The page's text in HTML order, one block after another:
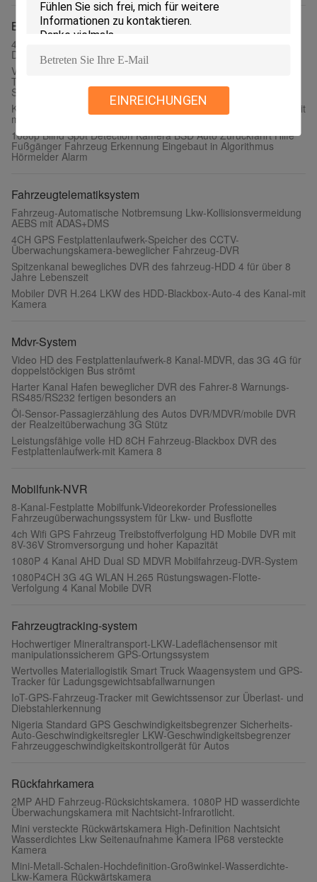
EINREICHUNGEN
BSD-System
4G/WiFi 5 - Kanal KI-Fahrzeugüberwachungssystem. ADAS +
DMS + BSD-Alarme.
Vierkanal-BSD-System-KI-Auto-Videorekorder mit 7-Zoll-
Touchscreen, Totwinkelassistent und Rückfahrkamera für
Schwerlastfahrzeuge
KI-Smart-DMS-Kamera Fahrtmüdigkeit Überwachungskamera mit
müden Telefonanrufe Rauch usw.
1080p Blind Spot Detection Kamera BSD Auto Zurückfahrt Hilfe
Fußgänger Fahrzeug Erkennung Eingebaut in Algorithmus
Hörmelder Alarm
Fahrzeugtelematiksystem
Fahrzeug-Automatische Notbremsung Lkw-Kollisionsvermeidung
AEBS mit ADAS+DMS
4CH GPS Festplattenlaufwerk-Speicher des CCTV-
Überwachungskamera-beweglicher Fahrzeug-DVR
Spitzenkanal bewegliches DVR des fahrzeug-HDD 4 für über 8
Jahre Lebenszeit
Mobiler DVR H.264 LKW des HDD-Blackbox-Auto-4 des Kanal-mit
Kamera
Mdvr-System
Video HD des Festplattenlaufwerk-8 Kanal-MDVR, das 3G 4G für
doppelstöckigen Bus strömt
Harter Kanal Hafen beweglicher DVR des Fahrer-8 Warnungs-
RS485/RS232 fertigen besonders an
Öl-Sensor-Passagierzählung des Autos DVR/MDVR/mobile DVR
der Realzeitüberwachung 3G Stütz
Leistungsfähige volle HD 8CH Fahrzeug-Blackbox DVR des
Festplattenlaufwerk-mit Kamera 8
Mobilfunk-NVR
8-Kanal-Festplatte Mobilfunk-Videorekorder Professionelles
Fahrzeugüberwachungssystem für Lkw- und Busflotte
4ch Wifi GPS Fahrzeug Treibstoffverfolgung HD Mobile DVR mit
8V-36V Stromversorgung und hoher Kapazität
1080P 4 Kanal AHD Dual SD MDVR Mobilfahrzeug-DVR-System
1080P4CH 3G 4G WLAN H.265 Rüstungswagen-Flotte-
Verfolgung 4 Kanal Mobile DVR
Fahrzeugtracking-system
Hochwertiger Mineraltransport-LKW-Ladeflächensensor mit
manipulationssicherem GPS-Ortungssystem
Wertvolles Materiallogistik Smart Truck Waagensystem und GPS-
Tracker für Ladungsgewichtsabfallwarnungen
IoT-GPS-Fahrzeug-Tracker mit Gewichtssensor zur Überlast- und
Diebstahlerkennung
Nigeria Standard GPS Geschwindigkeitsbegrenzer Sicherheits-
Auto-Geschwindigkeitsregler LKW-Geschwindigkeitsbegrenzer
Fahrzeuggeschwindigkeitskontrollgerät für Autos
Rückfahrkamera
2MP AHD Fahrzeug-Rücksichtskamera. 1080P HD wasserdichte
Überwachungskamera mit Nachtsicht-Infrarotlicht.
Mini versteckte Rückwärtskamera High-Definition Nachtsicht
Wasserdichtes Lkw Seitenaufnahme Kamera IP68 versteckte
Kamera
Mini-Metall-Schalen-Hochdefinition-Großwinkel-Wasserdichte-
Lkw-Kamera Rückwärtskamera